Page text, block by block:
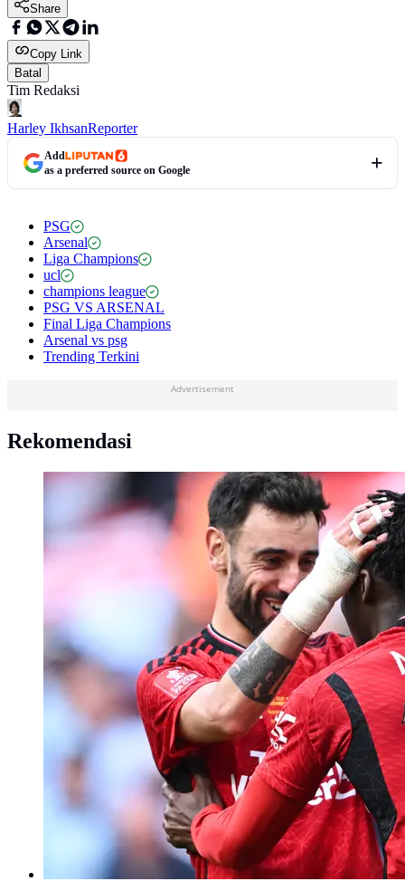
Share
Copy Link
Batal
Tim Redaksi
Harley IkhsanReporter
Add
as a preferred source on Google
PSG
Arsenal
Liga Champions
ucl
champions league
PSG VS ARSENAL
Final Liga Champions
Arsenal vs psg
Trending Terkini
Advertisement
Rekomendasi